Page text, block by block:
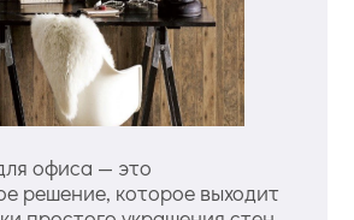
офиса — это
решение, которое выходит